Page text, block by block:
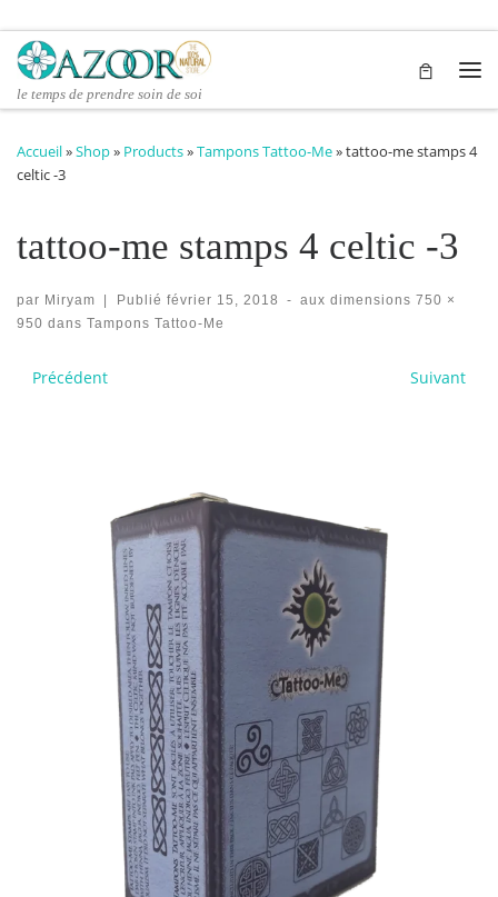
Passer au contenu
le temps de prendre soin de soi
Accueil»Shop» Products»Tampons Tattoo-Me»tattoo-me stamps 4
celtic -3
tattoo-me stamps 4 celtic -3
par Miryam | Publié février 15, 2018 - aux dimensions 750 ×
950 dans Tampons Tattoo-Me
Navigation des images
Précédent Suivant